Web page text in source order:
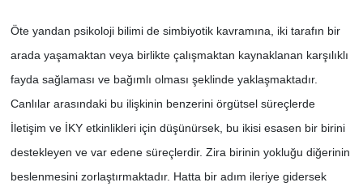
Öte yandan psikoloji bilimi de simbiyotik kavramına, iki tarafın bir
arada yaşamaktan veya birlikte çalışmaktan kaynaklanan karşılıklı
fayda sağlaması ve bağımlı olması şeklinde yaklaşmaktadır.
Canlılar arasındaki bu ilişkinin benzerini örgütsel süreçlerde
İletişim ve İKY etkinlikleri için düşünürsek, bu ikisi esasen bir birini
destekleyen ve var edene süreçlerdir. Zira birinin yokluğu diğerinin
beslenmesini zorlaştırmaktadır. Hatta bir adım ileriye gidersek